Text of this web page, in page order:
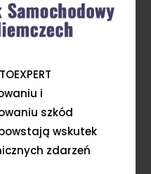
i
szkód
wskutek
zdarzeń